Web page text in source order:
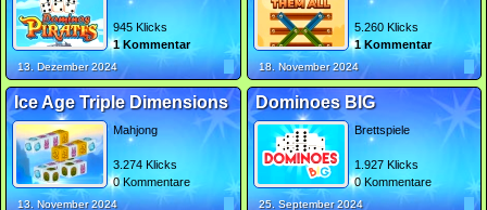
945 Klicks
1 Kommentar
13. Dezember 2024
5.260 Klicks
1 Kommentar
18. November 2024
Ice Age Triple Dimensions
Mahjong
3.274 Klicks
0 Kommentare
13. November 2024
Dominoes BIG
Brettspiele
1.927 Klicks
0 Kommentare
25. September 2024